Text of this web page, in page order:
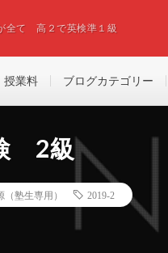
全て 高２で英検準１級
授業料 ブログカテゴリー
2級
（塾生専用） 2019-2